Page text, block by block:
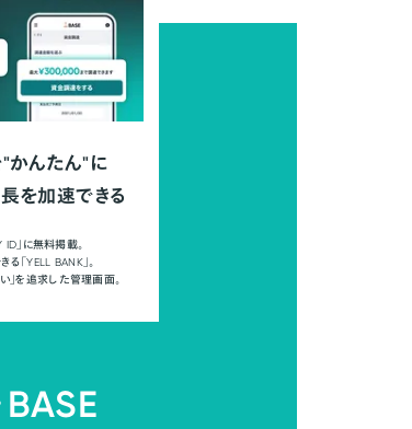
"かんたん"に
を加速できる
ID」に無料掲載。
「YELL BANK」。
」を追求した管理画面。
BASE